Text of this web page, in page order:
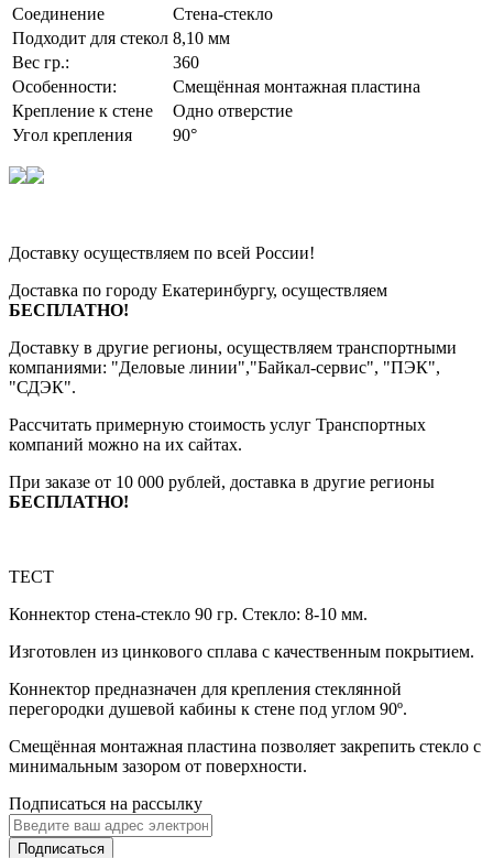
Соединение
Стена-стекло
Подходит для стекол 8,10 мм
Вес гр.:
360
Особенности:
Смещённая монтажная пластина
Крепление к стене
Одно отверстие
Угол крепления
90°
Доставку осуществляем по всей России!
Доставка по городу Екатеринбургу, осуществляем
БЕСПЛАТНО!
Доставку в другие регионы, осуществляем транспортными
компаниями: "Деловые линии","Байкал-сервис", "ПЭК",
"СДЭК".
Рассчитать примерную стоимость услуг Транспортных
компаний можно на их сайтах.
При заказе от 10 000 рублей, доставка в другие регионы
БЕСПЛАТНО!
ТЕСТ
Коннектор стена-стекло 90 гр. Стекло: 8-10 мм.
Изготовлен из цинкового сплава с качественным покрытием.
Коннектор предназначен для крепления стеклянной
перегородки душевой кабины к стене под углом 90º.
Смещённая монтажная пластина позволяет закрепить стекло с
минимальным зазором от поверхности.
Подписаться на рассылку
Подписаться